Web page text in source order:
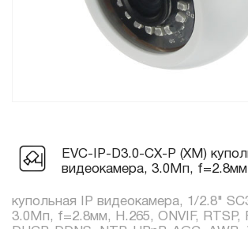
EVC-IP-D3.0-CX-P (XM)
видеокамера, 3.0Мп,
купольная IP видеокамера, 1/2.8"
3.0Мп, f=2.8мм, H.265, ONVIF, RTSP,